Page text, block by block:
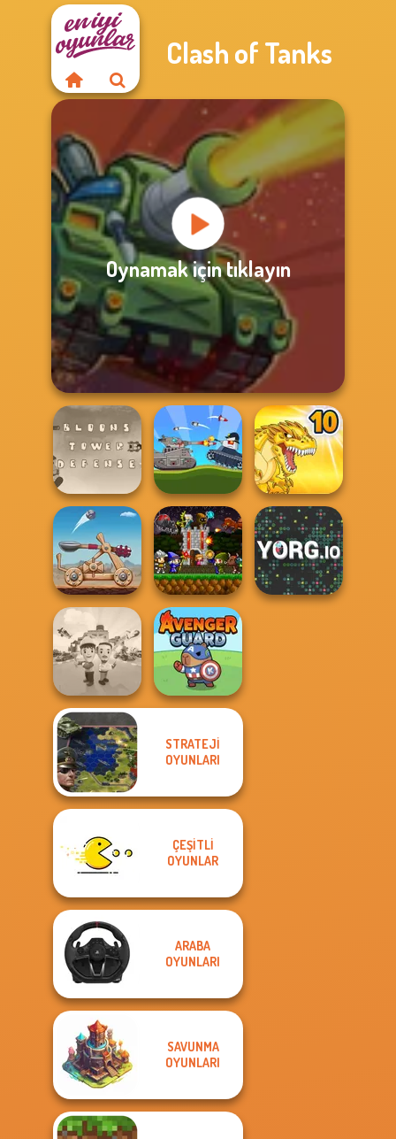
Clash of Tanks
Oynamak için tıklayın
Bloons Tower
Defense
Battle Of Tank
Steel
Dynamons 10
Clash of Stone
Mini Guardians
Castle Defense
Idle Inventor
STRATEJI
OYUNLARI
ÇEŞITLI
OYUNLAR
ARABA
OYUNLARI
SAVUNMA
OYUNLARI